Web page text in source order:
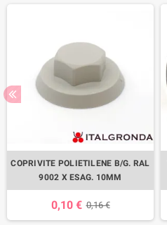
COPRIVITE POLIETILENE B/G. RAL
9002 X ESAG. 10MM
0,10 € 0,16 €